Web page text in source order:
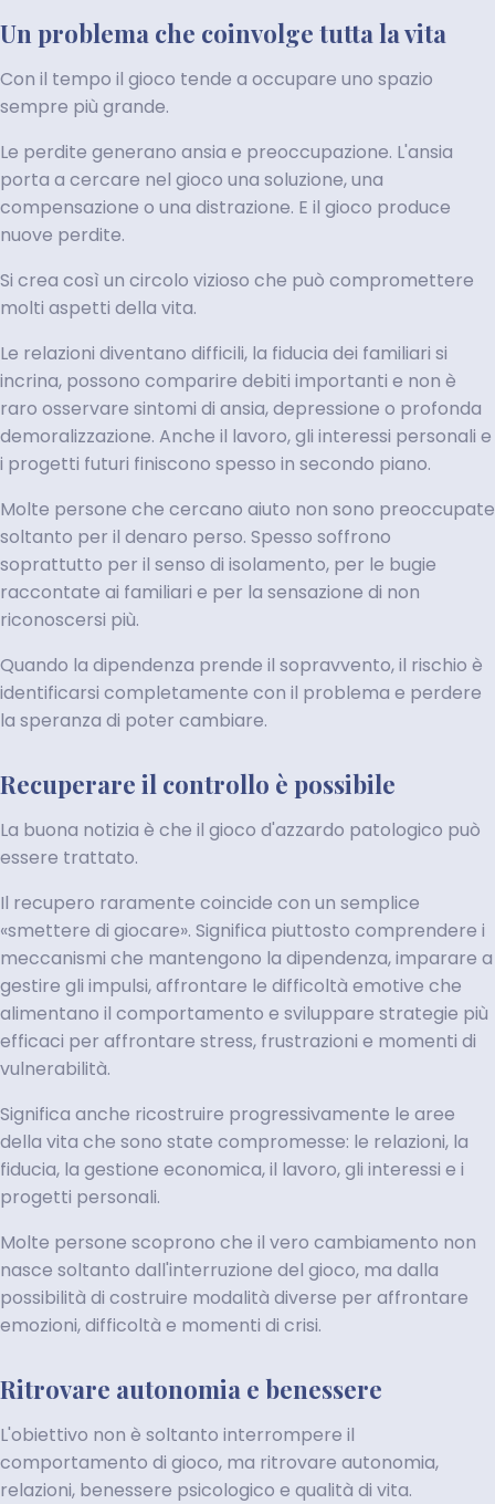
Un problema che coinvolge tutta la vita
Con il tempo il gioco tende a occupare uno spazio
sempre più grande.
Le perdite generano ansia e preoccupazione. L'ansia
porta a cercare nel gioco una soluzione, una
compensazione o una distrazione. E il gioco produce
nuove perdite.
Si crea così un circolo vizioso che può compromettere
molti aspetti della vita.
Le relazioni diventano difficili, la fiducia dei familiari si
incrina, possono comparire debiti importanti e non è
raro osservare sintomi di ansia, depressione o profonda
demoralizzazione. Anche il lavoro, gli interessi personali e
i progetti futuri finiscono spesso in secondo piano.
Molte persone che cercano aiuto non sono preoccupate
soltanto per il denaro perso. Spesso soffrono
soprattutto per il senso di isolamento, per le bugie
raccontate ai familiari e per la sensazione di non
riconoscersi più.
Quando la dipendenza prende il sopravvento, il rischio è
identificarsi completamente con il problema e perdere
la speranza di poter cambiare.
Recuperare il controllo è possibile
La buona notizia è che il gioco d'azzardo patologico può
essere trattato.
Il recupero raramente coincide con un semplice
«smettere di giocare». Significa piuttosto comprendere i
meccanismi che mantengono la dipendenza, imparare a
gestire gli impulsi, affrontare le difficoltà emotive che
alimentano il comportamento e sviluppare strategie più
efficaci per affrontare stress, frustrazioni e momenti di
vulnerabilità.
Significa anche ricostruire progressivamente le aree
della vita che sono state compromesse: le relazioni, la
fiducia, la gestione economica, il lavoro, gli interessi e i
progetti personali.
Molte persone scoprono che il vero cambiamento non
nasce soltanto dall'interruzione del gioco, ma dalla
possibilità di costruire modalità diverse per affrontare
emozioni, difficoltà e momenti di crisi.
Ritrovare autonomia e benessere
L'obiettivo non è soltanto interrompere il
comportamento di gioco, ma ritrovare autonomia,
relazioni, benessere psicologico e qualità di vita.